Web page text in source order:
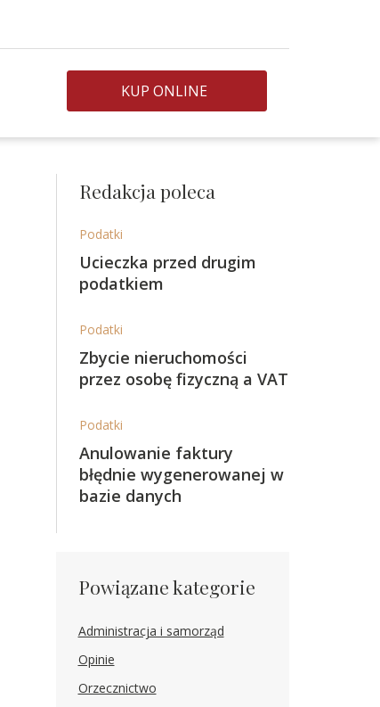
KUP ONLINE
Redakcja poleca
Podatki
Ucieczka przed drugim
podatkiem
Podatki
Zbycie nieruchomości
przez osobę fizyczną a VAT
Podatki
Anulowanie faktury
błędnie wygenerowanej w
bazie danych
Powiązane kategorie
Administracja i samorząd
Opinie
Orzecznictwo